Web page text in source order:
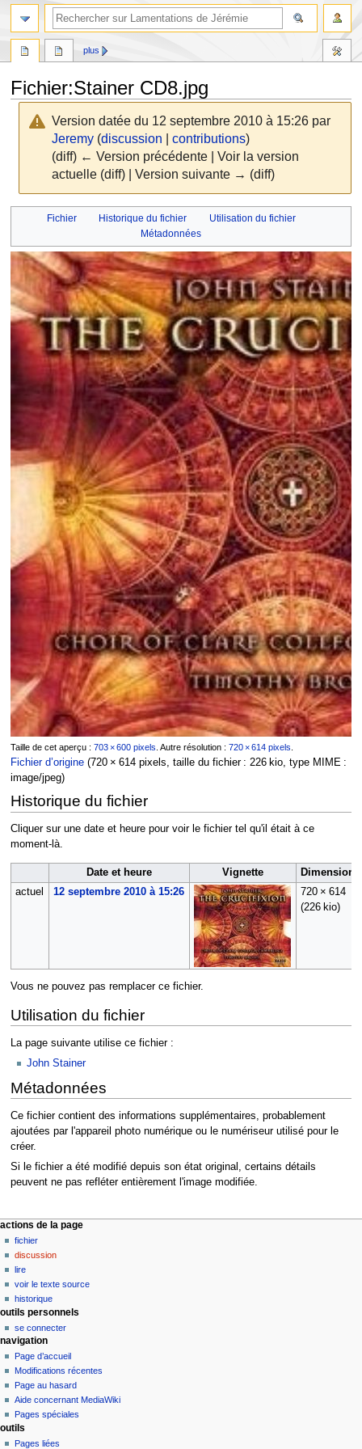
Fichier:Stainer CD8.jpg
Version datée du 12 septembre 2010 à 15:26 par
Jeremy (discussion |contributions)
(diff) ← Version précédente | Voir la version
actuelle (diff) | Version suivante → (diff)
navigation
recherche
Fichier Historique du fichier
Utilisation du fichier
Métadonnées
Taille de cet aperçu : 703 × 600 pixels Autre résolution : 720 × 614 pixels
Fichier d’origine (720 × 614 pixels, taille du fichier : 226 kio, type MIME :
image/jpeg)
Historique du fichier
Cliquer sur une date et heure pour voir le fichier tel qu'il était à ce
moment-là.
Date et heure Vignette
Dimensions
actuel
12 septembre 2010 à 15:26
720 × 614
(226 kio)
Vous ne pouvez pas remplacer ce fichier.
Utilisation du fichier
La page suivante utilise ce fichier :
John Stainer
Métadonnées
Ce fichier contient des informations supplémentaires, probablement
ajoutées par l'appareil photo numérique ou le numériseur utilisé pour le
créer.
Si le fichier a été modifié depuis son état original, certains détails
peuvent ne pas refléter entièrement l'image modifiée.
M
e
n
u
d
e
n
a
v
g
a
actions de la page
fichier
discussion
lire
voir le texte source
historique
plus
outils personnels
se connecter
navigation
Page d’accueil
Modifications récentes
Page au hasard
Aide concernant MediaWiki
Pages spéciales
rechercher
outils
Pages liées